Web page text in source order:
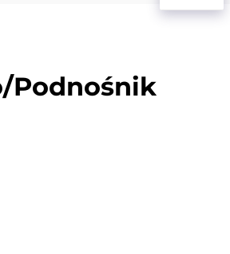
Podnośnik